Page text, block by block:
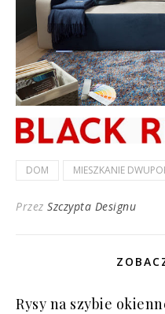
DOM MIESZKANIE
Przez Szczypta Designu
Rysy na szybie